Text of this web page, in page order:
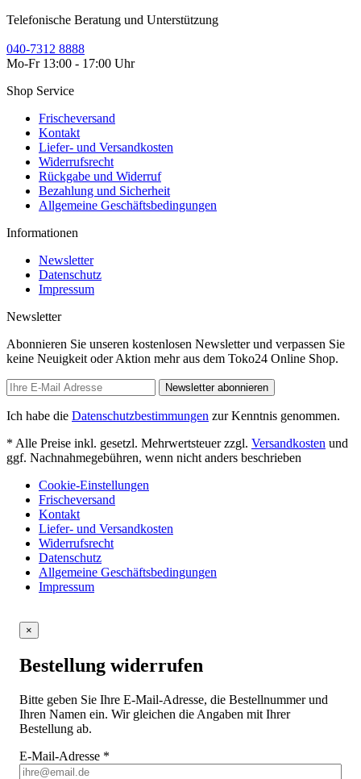
Telefonische Beratung und Unterstützung
040-7312 8888
Mo-Fr 13:00 - 17:00 Uhr
Shop Service
Frischeversand
Kontakt
Liefer- und Versandkosten
Widerrufsrecht
Rückgabe und Widerruf
Bezahlung und Sicherheit
Allgemeine Geschäftsbedingungen
Informationen
Newsletter
Datenschutz
Impressum
Newsletter
Abonnieren Sie unseren kostenlosen Newsletter und verpassen Sie
keine Neuigkeit oder Aktion mehr aus dem Toko24 Online Shop.
Newsletter abonnieren
Ich habe die Datenschutzbestimmungen zur Kenntnis genommen.
* Alle Preise inkl. gesetzl. Mehrwertsteuer zzgl. Versandkosten und
ggf. Nachnahmegebühren, wenn nicht anders beschrieben
Cookie-Einstellungen
Frischeversand
Kontakt
Liefer- und Versandkosten
Widerrufsrecht
Datenschutz
Allgemeine Geschäftsbedingungen
Impressum
×
Bestellung widerrufen
Bitte geben Sie Ihre E-Mail-Adresse, die Bestellnummer und
Ihren Namen ein. Wir gleichen die Angaben mit Ihrer
Bestellung ab.
E-Mail-Adresse *